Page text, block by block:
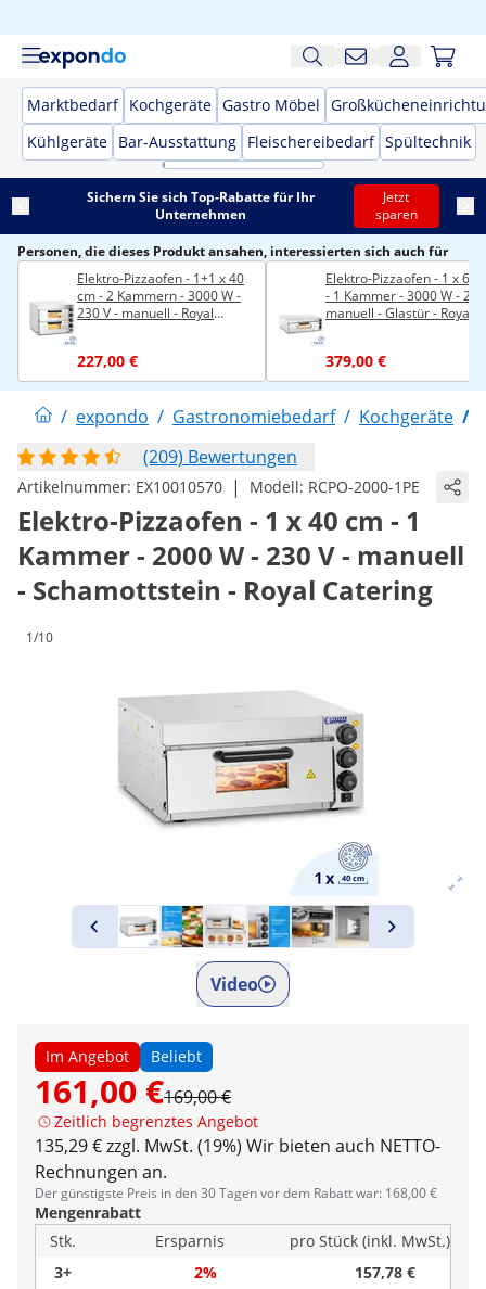
Marktbedarf Kochgeräte Gastro Möbel
Kühlgeräte Bar-Ausstattung Fleischereibedarf Spültechnik
Sichern Sie sich Top-Rabatte für Ihr
Unternehmen
Jetzt
sparen
Personen, die dieses Produkt ansahen, interessierten sich auch für
Elektro-Pizzaofen - 1+1 x 40
cm - 2 Kammern - 3000 W -
230 V - manuell - Royal
227,00 €
Elektro-Pizzaofen - 1 x 60
- 1 Kammer - 3000 W -
manuell - Glastür - Royal
379,00 €
/ expondo / Gastronomiebedarf / Kochgeräte /
(209) Bewertungen
Artikelnummer: EX10010570 | Modell: RCPO-2000-1PE
Elektro-Pizzaofen - 1 x 40 cm - 1
Kammer - 2000 W - 230 V - manuell
- Schamottstein - Royal Catering
1/10
Video
Im Angebot Beliebt
161,00 €169,00 €
Zeitlich begrenztes Angebot
135,29 € zzgl. MwSt. (19%) Wir bieten auch NETTO-
Rechnungen an.
Der günstigste Preis in den 30 Tagen vor dem Rabatt war: 168,00 €
Mengenrabatt
Stk.
Ersparnis
pro Stück (inkl. MwSt.)
3+
2%
157,78 €